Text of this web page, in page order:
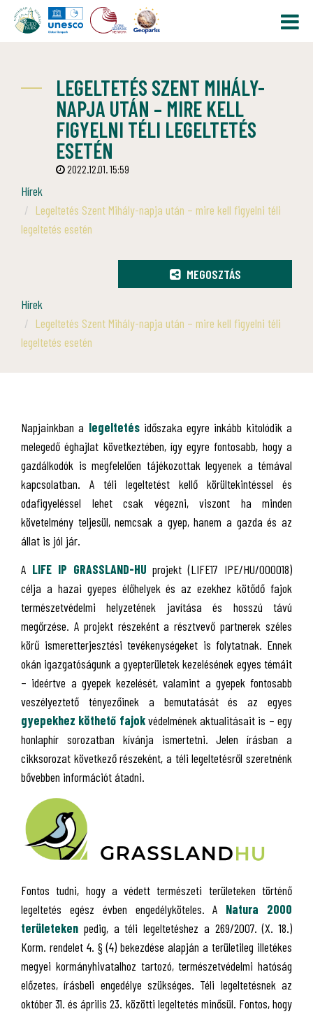
LEGELTETÉS SZENT MIHÁLY-
NAPJA UTÁN – MIRE KELL
FIGYELNI TÉLI LEGELTETÉS
ESETÉN
2022.12.01. 15:59
Hírek
Legeltetés Szent Mihály-napja után – mire kell figyelni téli
legeltetés esetén
MEGOSZTÁS
Hírek
Legeltetés Szent Mihály-napja után – mire kell figyelni téli
legeltetés esetén
Napjainkban a legeltetés időszaka egyre inkább kitolódik a
melegedő éghajlat következtében, így egyre fontosabb, hogy a
gazdálkodók is megfelelően tájékozottak legyenek a témával
kapcsolatban. A téli legeltetést kellő körültekintéssel és
odafigyeléssel lehet csak végezni, viszont ha minden
követelmény teljesül, nemcsak a gyep, hanem a gazda és az
állat is jól jár.
A LIFE IP GRASSLAND-HU projekt (LIFE17 IPE/HU/000018)
célja a hazai gyepes élőhelyek és az ezekhez kötődő fajok
természetvédelmi helyzetének javítása és hosszú távú
megőrzése. A projekt részeként a résztvevő partnerek széles
körű ismeretterjesztési tevékenységeket is folytatnak. Ennek
okán igazgatóságunk a gyepterületek kezelésének egyes témáit
– ideértve a gyepek kezelését, valamint a gyepek fontosabb
veszélyeztető tényezőinek a bemutatását és az egyes
gyepekhez köthető fajokvédelmének aktualitásait is – egy
honlaphír sorozatban kívánja ismertetni. Jelen írásban a
cikksorozat következő részeként, a téli legeltetésről szeretnénk
bővebben információt átadni.
Fontos tudni, hogy a védett természeti területeken történő
legeltetés egész évben engedélyköteles. A Natura 2000
területeken pedig, a téli legeltetéshez a 269/2007. (X. 18.)
Korm. rendelet 4. § (4) bekezdése alapján a területileg illetékes
megyei kormányhivatalhoz tartozó, természetvédelmi hatóság
előzetes, írásbeli engedélye szükséges. Téli legeltetésnek az
október 31. és április 23. közötti legeltetés minősül. Fontos, hogy